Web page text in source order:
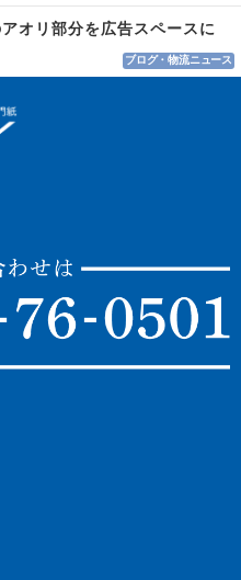
オリ部分を広告スペースに
ブログ・物流ニュース